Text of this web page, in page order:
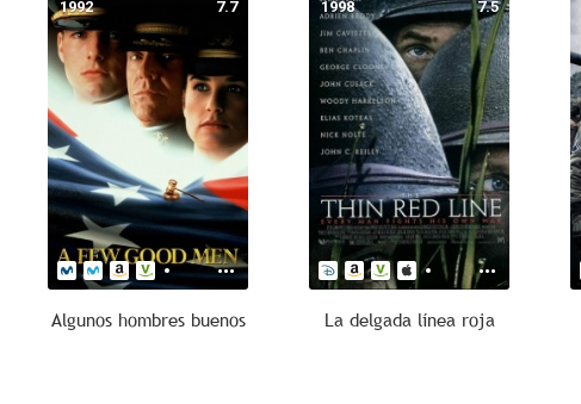
7.7
1992
Algunos hombres buenos
7.5
1998
La delgada línea roja